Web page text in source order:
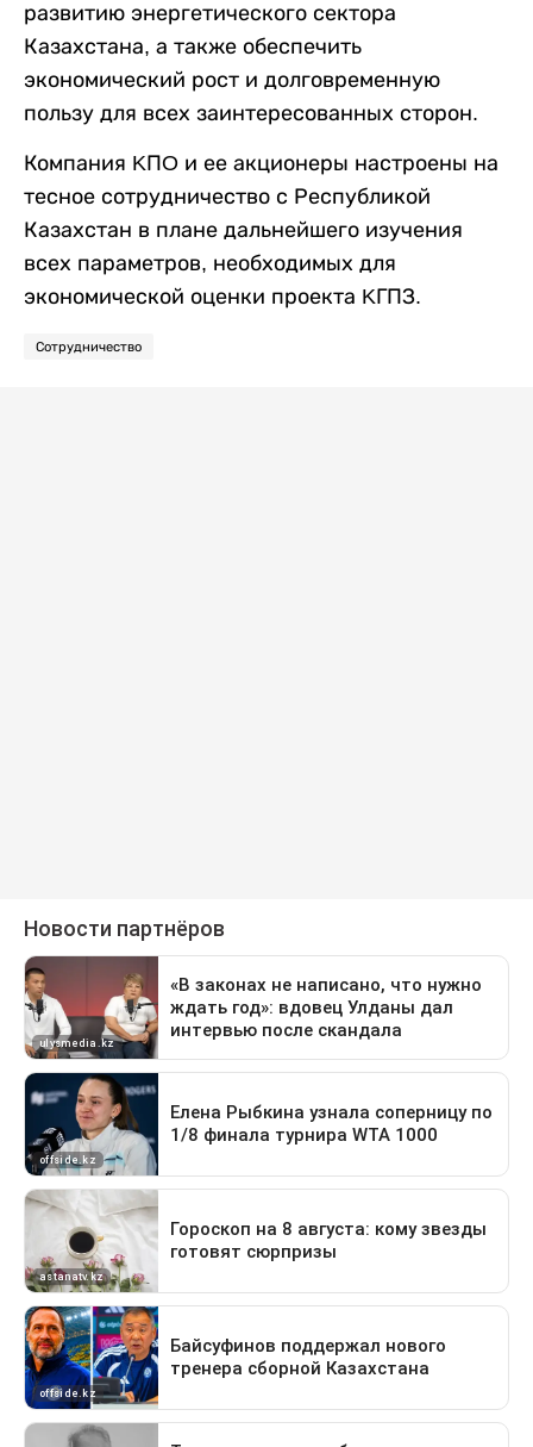
развитию энергетического сектора
Казахстана, а также обеспечить
экономический рост и долговременную
пользу для всех заинтересованных сторон.
Компания KПO и ее акционеры настроены на
тесное сотрудничество с Республикой
Казахстан в плане дальнейшего изучения
всех параметров, необходимых для
экономической оценки проекта KГПЗ.
Сотрудничество